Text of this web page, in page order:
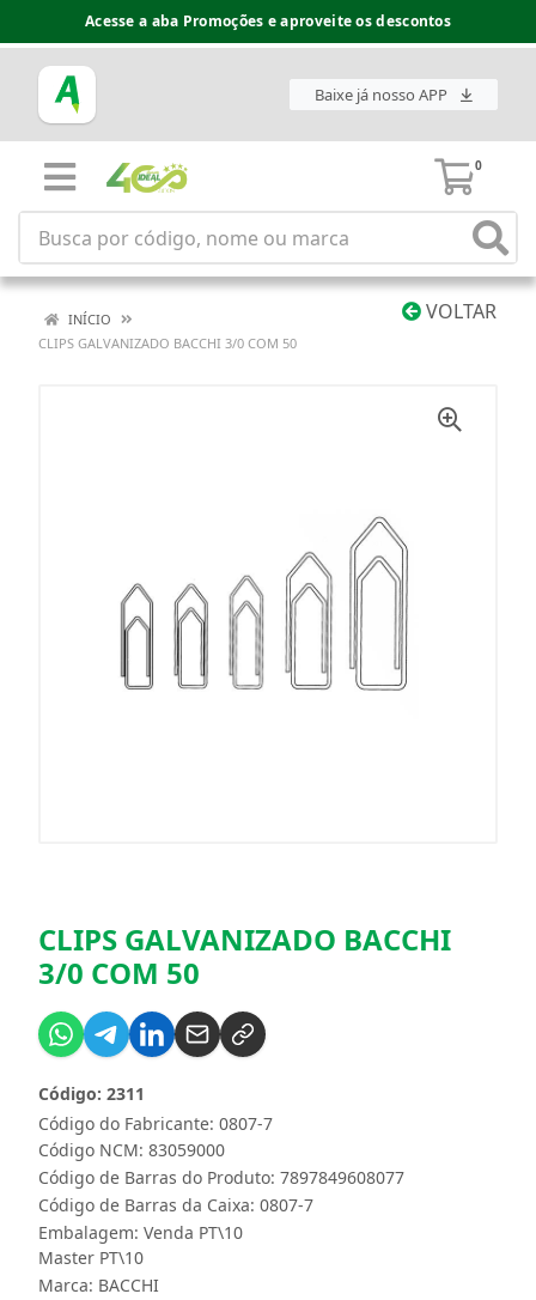
Acesse a aba Promoções e aproveite os descontos
Baixe já nosso APP
0
VOLTAR
INÍCIO
CLIPS GALVANIZADO BACCHI 3/0 COM 50
CLIPS GALVANIZADO BACCHI
3/0 COM 50
Código do Fabricante: 0807-7
Código: 2311
Código NCM: 83059000
Código de Barras do Produto: 7897849608077
Código de Barras da Caixa: 0807-7
Embalagem: Venda PT\10
Master PT\10
Marca: BACCHI